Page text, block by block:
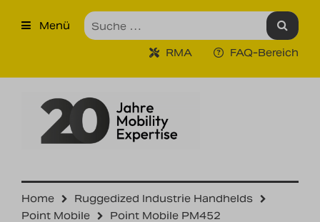
×
Robuste Industrie-Tablet PCs
Ruggedized Industrie
Handhelds
Tragbare Barcodescanner
Menü
RMA FAQ-Bereich
Home
Ruggedized Industrie Handhelds
Point Mobile
Point Mobile PM452